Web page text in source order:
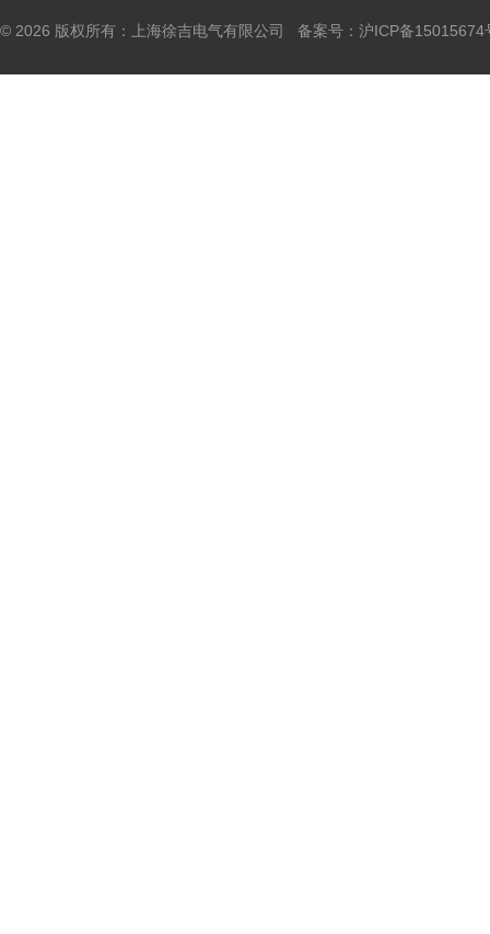
© 2026 版权所有：上海徐吉电气有限公司 备案号： 沪ICP备15015674